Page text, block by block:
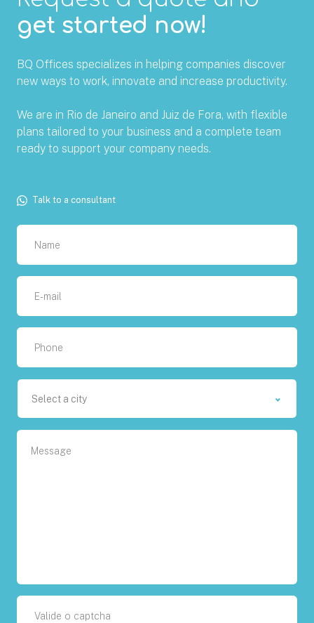
get started now!
BQ Offices specializes in helping companies discover
new ways to work, innovate and increase productivity.
We are in Rio de Janeiro and Juiz de Fora, with flexible
plans tailored to your business and a complete team
ready to support your company needs.
Talk to a consultant
Select a city